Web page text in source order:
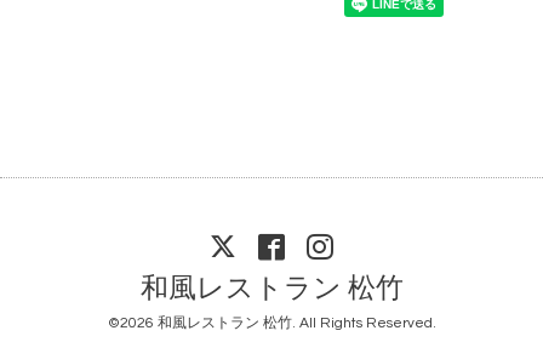
和風レストラン 松竹
©2026 和風レストラン 松竹. All Rights Reserved.